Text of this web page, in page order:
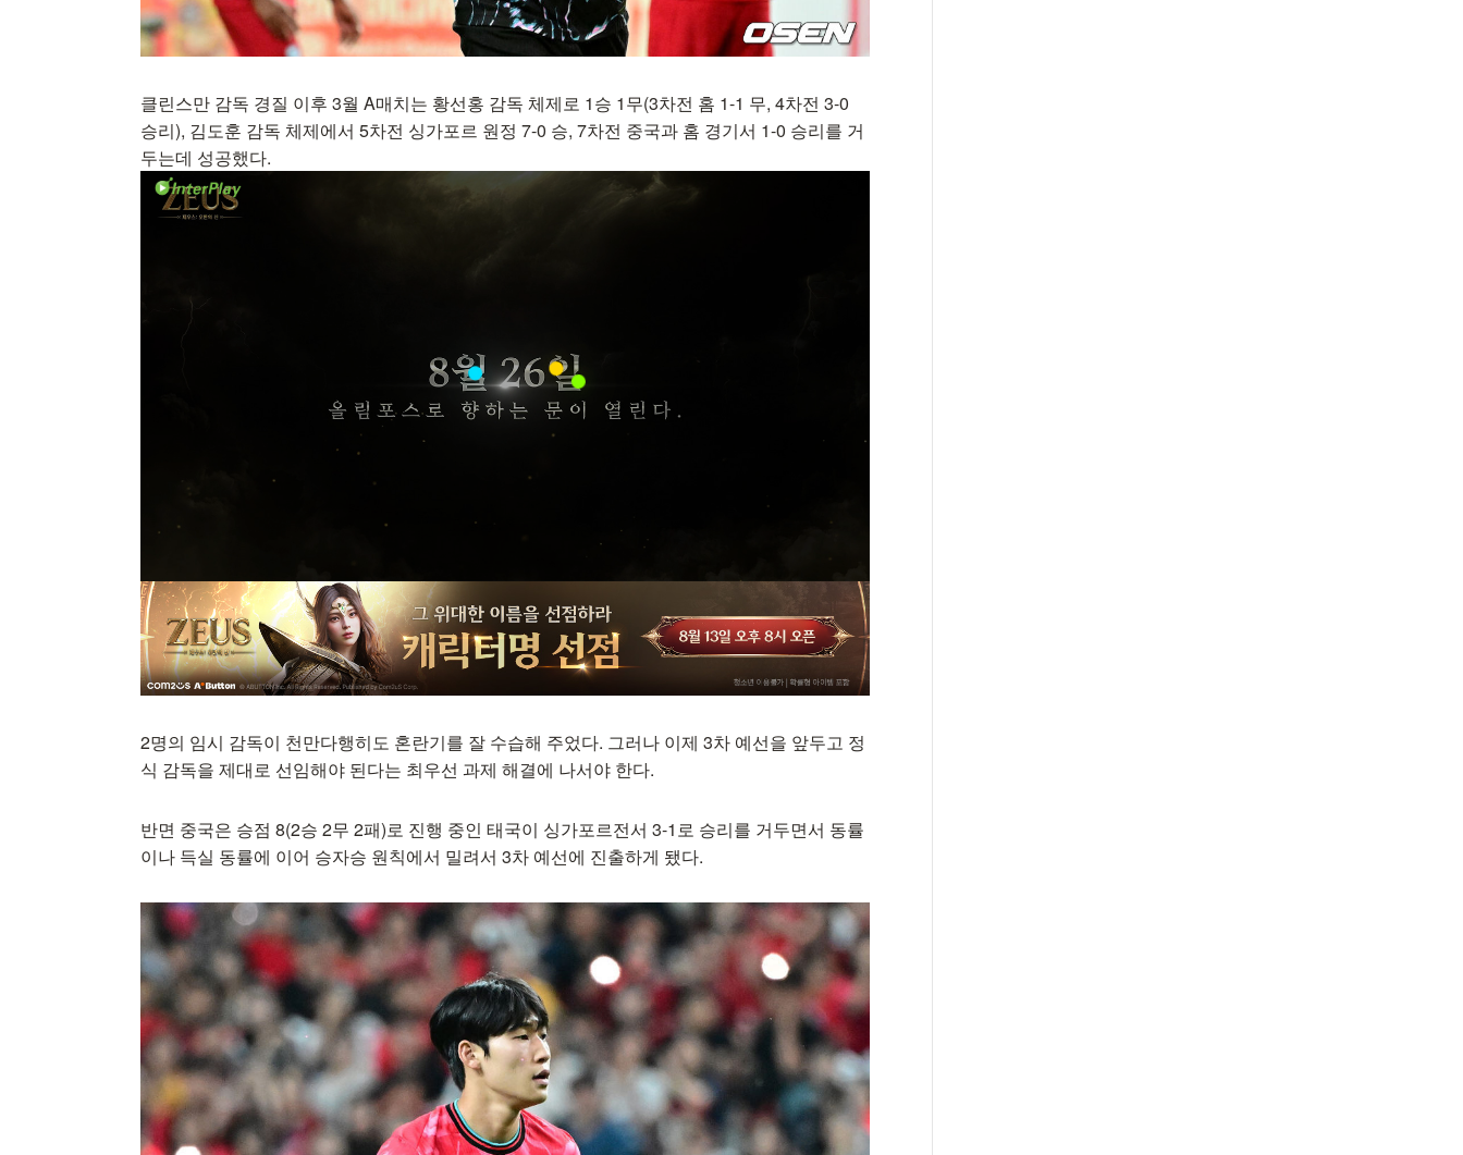
클린스만 감독 경질 이후 3월 A매치는 황선홍 감독 체제로 1승 1무(3차전 홈 1-1 무, 4차전 3-0
승리), 김도훈 감독 체제에서 5차전 싱가포르 원정 7-0 승, 7차전 중국과 홈 경기서 1-0 승리를 거
두는데 성공했다.
2명의 임시 감독이 천만다행히도 혼란기를 잘 수습해 주었다. 그러나 이제 3차 예선을 앞두고 정
식 감독을 제대로 선임해야 된다는 최우선 과제 해결에 나서야 한다.
반면 중국은 승점 8(2승 2무 2패)로 진행 중인 태국이 싱가포르전서 3-1로 승리를 거두면서 동률
이나 득실 동률에 이어 승자승 원칙에서 밀려서 3차 예선에 진출하게 됐다.